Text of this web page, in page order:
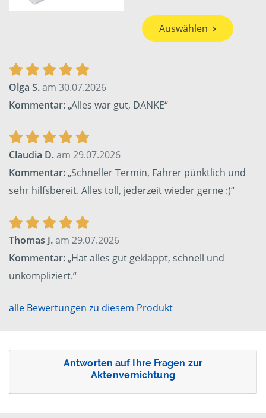
Auswählen
Olga S.am 30.07.2026
Kommentar:„Alles war gut, DANKE“
Claudia D.am 29.07.2026
Kommentar:„Schneller Termin, Fahrer pünktlich und
sehr hilfsbereit. Alles toll, jederzeit wieder gerne :)“
Thomas J.am 29.07.2026
Kommentar:„Hat alles gut geklappt, schnell und
unkompliziert.“
alle Bewertungen zu diesem Produkt
Antworten auf Ihre Fragen zur
Aktenvernichtung